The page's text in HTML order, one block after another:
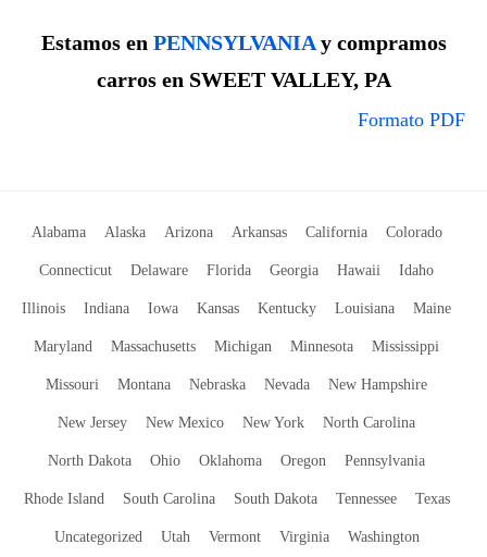
Estamos en PENNSYLVANIAy compramos
carros en SWEET VALLEY, PA
Formato PDF
Alabama Alaska Arizona Arkansas California Colorado
Connecticut Delaware Florida Georgia Hawaii Idaho
Illinois Indiana Iowa Kansas Kentucky Louisiana Maine
Maryland Massachusetts Michigan Minnesota Mississippi
Missouri Montana Nebraska Nevada New Hampshire
New Jersey New Mexico New York North Carolina
North Dakota Ohio Oklahoma Oregon Pennsylvania
Rhode Island South Carolina South Dakota Tennessee Texas
Uncategorized Utah Vermont Virginia Washington